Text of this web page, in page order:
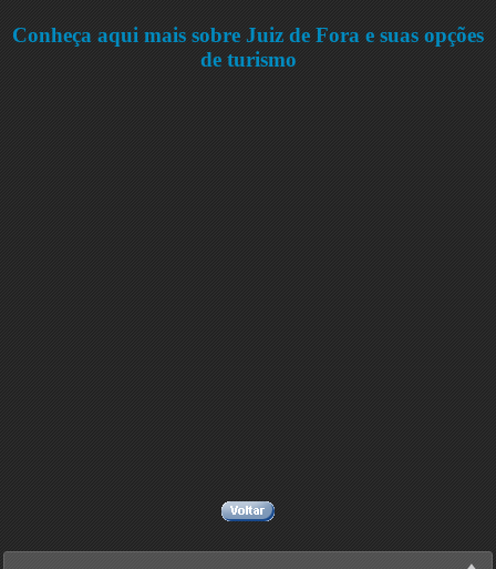
Conheça aqui mais sobre Juiz de Fora e suas opções
de turismo